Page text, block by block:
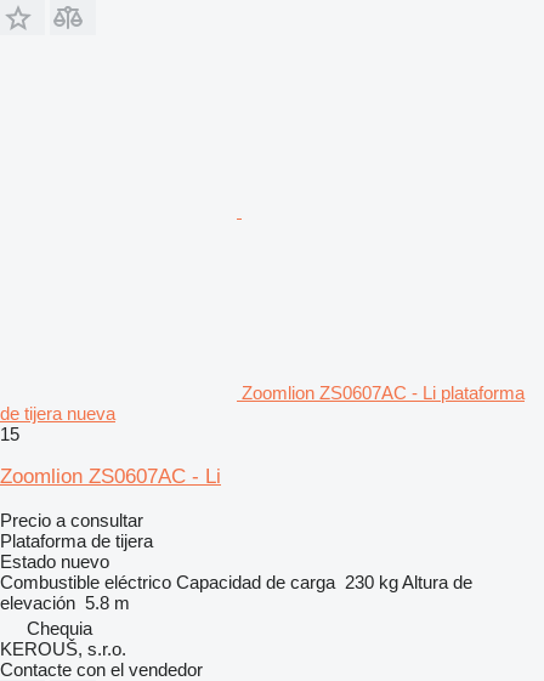
Zoomlion ZS0607AC - Li plataforma
de tijera nueva
15
Zoomlion ZS0607AC - Li
Precio a consultar
Plataforma de tijera
Estado nuevo
Combustible eléctrico Capacidad de carga 230 kgAltura de
elevación 5.8 m
Chequia
KEROUŠ, s.r.o.
Contacte con el vendedor